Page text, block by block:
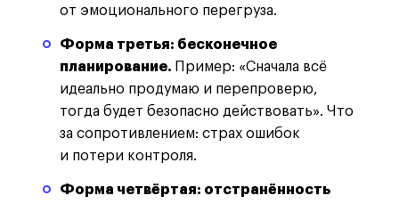
от эмоционального перегруза.
Форма третья: бесконечное
планирование. Пример: «Сначала всё
идеально продумаю и перепроверю,
тогда будет безопасно действовать». Что
за сопротивлением: страх ошибок
и потери контроля.
Форма четвёртая: отстранённость